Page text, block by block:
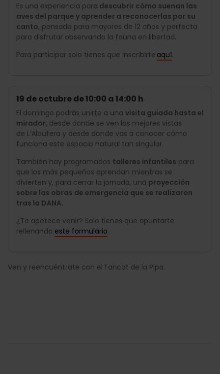
Es una experiencia para descubrir cómo suenan las
aves del parque y aprender a reconocerlas por su
canto, pensada para mayores de 12 años y perfecta
para disfrutar observando la fauna en libertad.
Para participar solo tienes que inscribirte aquí.
19 de octubre de 10:00 a 14:00 h
El domingo podrás unirte a una visita guiada hasta el
mirador, desde donde se ven las mejores vistas
de L’Albufera y desde donde vas a conocer cómo
funciona este espacio natural tan singular.
También hay programados talleres infantiles para
que los más pequeños aprendan mientras se
divierten y, para cerrar la jornada, una proyección
sobre las obras de emergencia que se realizaron
tras la DANA.
¿Te apetece venir? Solo tienes que apuntarte
rellenando este formulario.
Ven y reencuéntrate con el Tancat de la Pipa.